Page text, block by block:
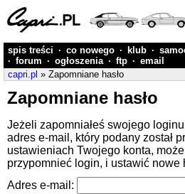
spis treści · co nowego · klub ·
· forum · ogłoszenia · ftp · email
capri.pl » Zapomniane hasło
Zapomniane hasło
Jeżeli zapomniałeś swojego
adres e-mail, który podany został
ustawieniach Twojego konta,
przypomnieć login, i ustawić nowe
Adres e-mail: